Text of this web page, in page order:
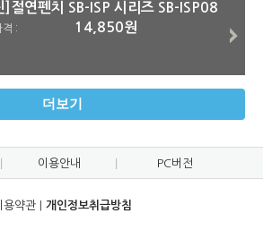
]절연펜치 SB-ISP 시리즈 SB-ISP08
격 : 14,850원
더보기
이용안내 PC버전
용약관| 개인정보취급방침